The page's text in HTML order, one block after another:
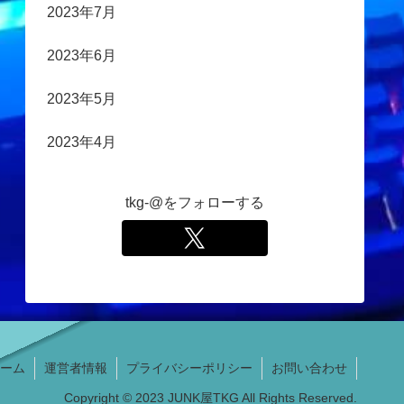
2023年7月
2023年6月
2023年5月
2023年4月
tkg-@をフォローする
ム 運営者情報 プライバシーポリシー お問い合わせ
Copyright © 2023 JUNK屋TKG All Rights Reserved.